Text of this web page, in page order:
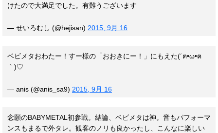
けたので大満足でした。有難うございます
— せいろむし (@hejisan) 2015, 9月 16
ベビメタおわたー！すー様の「おおきにー！」にもえた(´ฅ•ω•ฅ
｀)♡
— anis (@anis_sa9) 2015, 9月 16
念願のBABYMETAL初参戦。結論、ベビメタは神。音もパフォーマ
ンスもまるで外タレ。観客のノリも良かったし、こんなに楽しい